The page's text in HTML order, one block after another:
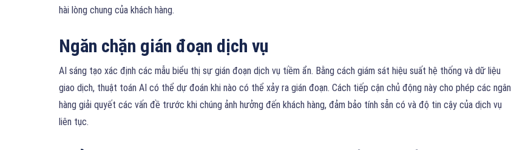
hài lòng chung của khách hàng.
Ngăn chặn gián đoạn dịch vụ
AI sáng tạo xác định các mẫu biểu thị sự gián đoạn dịch vụ tiềm ẩn. Bằng cách giám sát hiệu suất hệ thống và dữ liệu
giao dịch, thuật toán AI có thể dự đoán khi nào có thể xảy ra gián đoạn. Cách tiếp cận chủ động này cho phép các ngân
hàng giải quyết các vấn đề trước khi chúng ảnh hưởng đến khách hàng, đảm bảo tính sẵn có và độ tin cậy của dịch vụ
liên tục.